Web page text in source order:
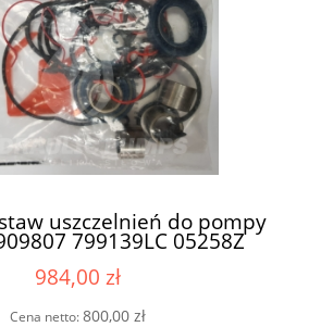
uszczelnień do pompy
799139LC 05258Z
984,00 zł
Cena netto:800,00 zł